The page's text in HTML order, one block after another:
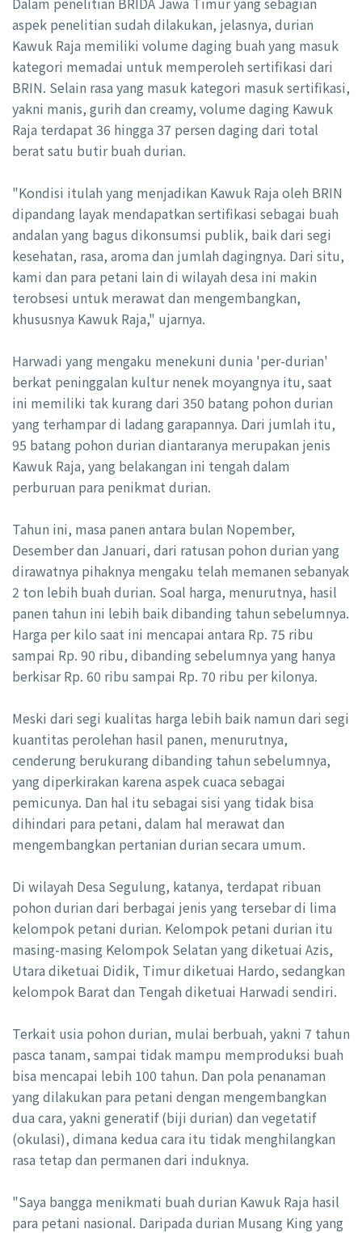
aspek penelitian sudah dilakukan, jelasnya, durian
Kawuk Raja memiliki volume daging buah yang masuk
kategori memadai untuk memperoleh sertifikasi dari
BRIN. Selain rasa yang masuk kategori masuk sertifikasi,
yakni manis, gurih dan creamy, volume daging Kawuk
Raja terdapat 36 hingga 37 persen daging dari total
berat satu butir buah durian.
"Kondisi itulah yang menjadikan Kawuk Raja oleh BRIN
dipandang layak mendapatkan sertifikasi sebagai buah
andalan yang bagus dikonsumsi publik, baik dari segi
kesehatan, rasa, aroma dan jumlah dagingnya. Dari situ,
kami dan para petani lain di wilayah desa ini makin
terobsesi untuk merawat dan mengembangkan,
khususnya Kawuk Raja," ujarnya.
Harwadi yang mengaku menekuni dunia 'per-durian'
berkat peninggalan kultur nenek moyangnya itu, saat
ini memiliki tak kurang dari 350 batang pohon durian
yang terhampar di ladang garapannya. Dari jumlah itu,
95 batang pohon durian diantaranya merupakan jenis
Kawuk Raja, yang belakangan ini tengah dalam
perburuan para penikmat durian.
Tahun ini, masa panen antara bulan Nopember,
Desember dan Januari, dari ratusan pohon durian yang
dirawatnya pihaknya mengaku telah memanen sebanyak
2 ton lebih buah durian. Soal harga, menurutnya, hasil
panen tahun ini lebih baik dibanding tahun sebelumnya.
Harga per kilo saat ini mencapai antara Rp. 75 ribu
sampai Rp. 90 ribu, dibanding sebelumnya yang hanya
berkisar Rp. 60 ribu sampai Rp. 70 ribu per kilonya.
Meski dari segi kualitas harga lebih baik namun dari segi
kuantitas perolehan hasil panen, menurutnya,
cenderung berukurang dibanding tahun sebelumnya,
yang diperkirakan karena aspek cuaca sebagai
pemicunya. Dan hal itu sebagai sisi yang tidak bisa
dihindari para petani, dalam hal merawat dan
mengembangkan pertanian durian secara umum.
Di wilayah Desa Segulung, katanya, terdapat ribuan
pohon durian dari berbagai jenis yang tersebar di lima
kelompok petani durian. Kelompok petani durian itu
masing-masing Kelompok Selatan yang diketuai Azis,
Utara diketuai Didik, Timur diketuai Hardo, sedangkan
kelompok Barat dan Tengah diketuai Harwadi sendiri.
Terkait usia pohon durian, mulai berbuah, yakni 7 tahun
pasca tanam, sampai tidak mampu memproduksi buah
bisa mencapai lebih 100 tahun. Dan pola penanaman
yang dilakukan para petani dengan mengembangkan
dua cara, yakni generatif (biji durian) dan vegetatif
(okulasi), dimana kedua cara itu tidak menghilangkan
rasa tetap dan permanen dari induknya.
"Saya bangga menikmati buah durian Kawuk Raja hasil
para petani nasional. Daripada durian Musang King yang